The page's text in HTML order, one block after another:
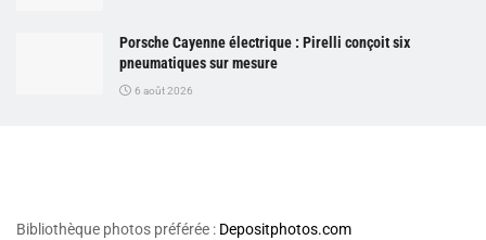
Porsche Cayenne électrique : Pirelli conçoit six
pneumatiques sur mesure
6 août 2026
Bibliothèque photos préférée : Depositphotos.com